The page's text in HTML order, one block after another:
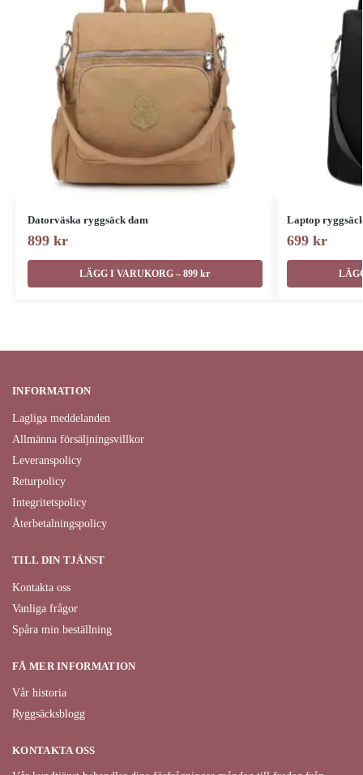
Datorväska ryggsäck dam
899 kr
LÄGG I VARUKORG – 899 kr
Laptop
699 kr
INFORMATION
Lagliga meddelanden
Allmänna försäljningsvillkor
Leveranspolicy
Returpolicy
Integritetspolicy
Återbetalningspolicy
TILL DIN TJÄNST
Kontakta oss
Vanliga frågor
Spåra min beställning
FÅ MER INFORMATION
Vår historia
Ryggsäcksblogg
KONTAKTA OSS